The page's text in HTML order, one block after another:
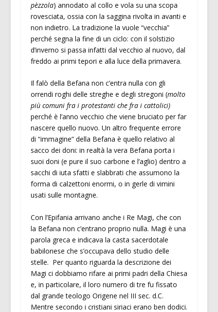
pèzzola) annodato al collo e vola su una scopa
rovesciata, ossia con la saggina rivolta in avanti e
non indietro. La tradizione la vuole “vecchia”
perché segna la fine di un ciclo: con il solstizio
d’inverno si passa infatti dal vecchio al nuovo, dal
freddo ai primi tepori e alla luce della primavera.
Il falò della Befana non c’entra nulla con gli
orrendi roghi delle streghe e degli stregoni (molto
più comuni fra i protestanti che fra i cattolici)
perché è l’anno vecchio che viene bruciato per far
nascere quello nuovo. Un altro frequente errore
di “immagine” della Befana è quello relativo al
sacco dei doni: in realtà la vera Befana porta i
suoi doni (e pure il suo carbone e l’aglio) dentro a
sacchi di iuta sfatti e slabbrati che assumono la
forma di calzettoni enormi, o in gerle di vimini
usati sulle montagne.
Con l’Epifania arrivano anche i Re Magi, che con
la Befana non c’entrano proprio nulla. Magi è una
parola greca e indicava la casta sacerdotale
babilonese che s’occupava dello studio delle
stelle. Per quanto riguarda la descrizione dei
Magi ci dobbiamo rifare ai primi padri della Chiesa
e, in particolare, il loro numero di tre fu fissato
dal grande teologo Origene nel III sec. d.C.
Mentre secondo i cristiani siriaci erano ben dodici.